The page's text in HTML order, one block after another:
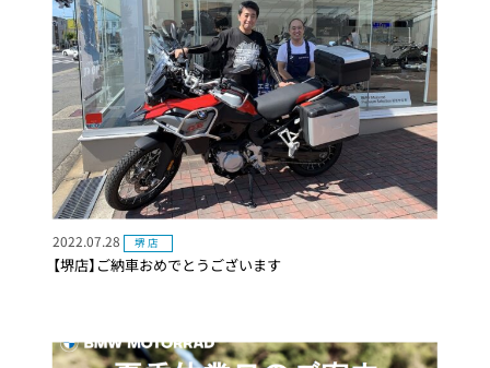
【堺店】ご納車おめでとうございます
2022.07.28 堺店